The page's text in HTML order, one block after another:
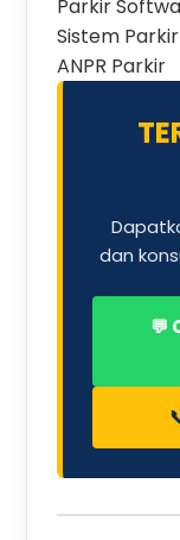
Parkir
Sistem
ANPR Parkir
dan
💬